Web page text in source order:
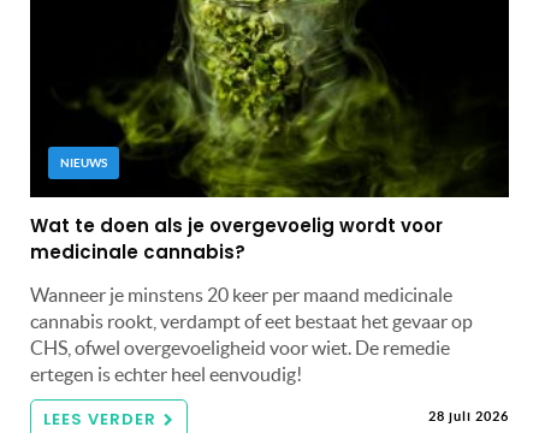
NIEUWS
Wat te doen als je overgevoelig wordt voor
medicinale cannabis?
Wanneer je minstens 20 keer per maand medicinale
cannabis rookt, verdampt of eet bestaat het gevaar op
CHS, ofwel overgevoeligheid voor wiet. De remedie
ertegen is echter heel eenvoudig!
LEES VERDER 28 juli 2026